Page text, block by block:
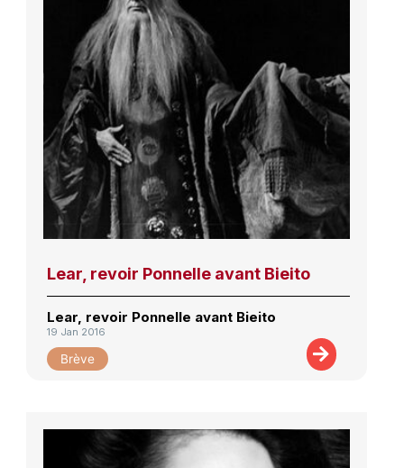
Lear, revoir Ponnelle avant Bieito
Lear, revoir Ponnelle avant Bieito
19 Jan 2016
Brève